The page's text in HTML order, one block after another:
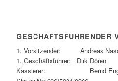
GESCHÄFTSFÜHRENDER
1. Vorsitzender: Andreas
1. Geschäftsführer: Dirk Dören
Kassierer: Bernd